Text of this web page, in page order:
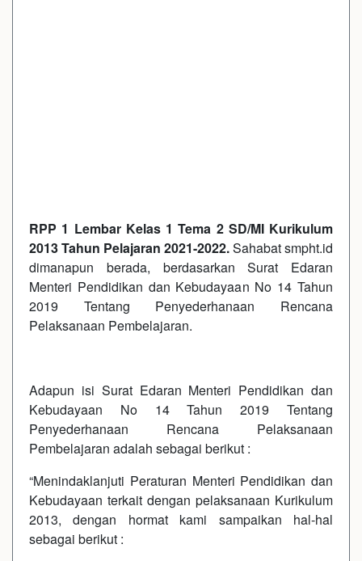
RPP 1 Lembar Kelas 1 Tema 2 SD/MI Kurikulum
2013 Tahun Pelajaran 2021-2022.Sahabat smpht.id
dimanapun berada, berdasarkan Surat Edaran
Menteri Pendidikan dan Kebudayaan No 14 Tahun
2019 Tentang Penyederhanaan Rencana
Pelaksanaan Pembelajaran.
Adapun isi Surat Edaran Menteri Pendidikan dan
Kebudayaan No 14 Tahun 2019 Tentang
Penyederhanaan Rencana Pelaksanaan
Pembelajaran adalah sebagai berikut :
“Menindaklanjuti Peraturan Menteri Pendidikan dan
Kebudayaan terkait dengan pelaksanaan Kurikulum
2013, dengan hormat kami sampaikan hal-hal
sebagai berikut :